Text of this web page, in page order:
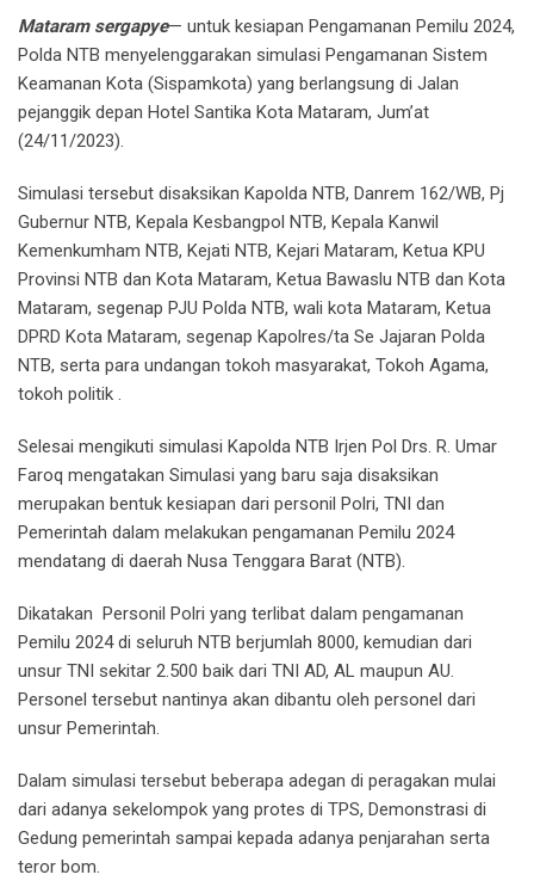
Mataram sergapye— untuk kesiapan Pengamanan Pemilu 2024,
Polda NTB menyelenggarakan simulasi Pengamanan Sistem
Keamanan Kota (Sispamkota) yang berlangsung di Jalan
pejanggik depan Hotel Santika Kota Mataram, Jum’at
(24/11/2023).
Simulasi tersebut disaksikan Kapolda NTB, Danrem 162/WB, Pj
Gubernur NTB, Kepala Kesbangpol NTB, Kepala Kanwil
Kemenkumham NTB, Kejati NTB, Kejari Mataram, Ketua KPU
Provinsi NTB dan Kota Mataram, Ketua Bawaslu NTB dan Kota
Mataram, segenap PJU Polda NTB, wali kota Mataram, Ketua
DPRD Kota Mataram, segenap Kapolres/ta Se Jajaran Polda
NTB, serta para undangan tokoh masyarakat, Tokoh Agama,
tokoh politik .
Selesai mengikuti simulasi Kapolda NTB Irjen Pol Drs. R. Umar
Faroq mengatakan Simulasi yang baru saja disaksikan
merupakan bentuk kesiapan dari personil Polri, TNI dan
Pemerintah dalam melakukan pengamanan Pemilu 2024
mendatang di daerah Nusa Tenggara Barat (NTB).
Dikatakan Personil Polri yang terlibat dalam pengamanan
Pemilu 2024 di seluruh NTB berjumlah 8000, kemudian dari
unsur TNI sekitar 2.500 baik dari TNI AD, AL maupun AU.
Personel tersebut nantinya akan dibantu oleh personel dari
unsur Pemerintah.
Dalam simulasi tersebut beberapa adegan di peragakan mulai
dari adanya sekelompok yang protes di TPS, Demonstrasi di
Gedung pemerintah sampai kepada adanya penjarahan serta
teror bom.